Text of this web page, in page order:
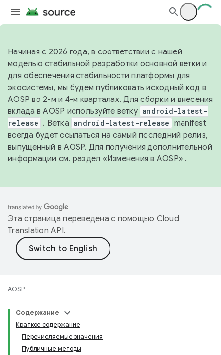
Начиная с 2026 года, в соответствии с нашей
моделью стабильной разработки основной ветки и
для обеспечения стабильности платформы для
экосистемы, мы будем публиковать исходный код в
AOSP во 2-м и 4-м кварталах. Для сборки и внесения
вклада в AOSP используйте ветку android-latest-
release . Ветка android-latest-release manifest
всегда будет ссылаться на самый последний релиз,
выпущенный в AOSP. Для получения дополнительной
информации см. раздел «Изменения в AOSP» .
Эта страница переведена с помощью Cloud
Translation API.
AOSP
Содержание
Краткое содержание
Перечисляемые значения
Публичные методы